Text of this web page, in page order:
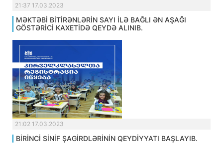
21:37 17.03.2023
MƏKTƏBİ BİTİRƏNLƏRİN SAYI İLƏ BAĞLI ƏN AŞAĞI
GÖSTƏRİCİ KAXETİDƏ QEYDƏ ALINIB.
21:02 17.03.2023
BİRİNCİ SİNİF ŞAGİRDLƏRİNİN QEYDİYYATI BAŞLAYIB.